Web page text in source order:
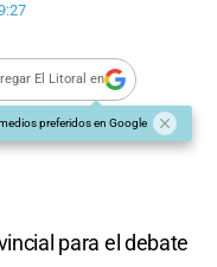
El Litoral en
preferidos en Google
para el debate